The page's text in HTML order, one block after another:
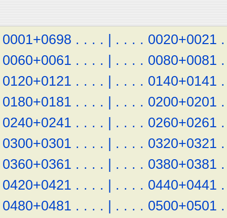
0001+0698 . . . . | . . . . 0020+0021 .
0060+0061 . . . . | . . . . 0080+0081 .
0120+0121 . . . . | . . . . 0140+0141 .
0180+0181 . . . . | . . . . 0200+0201 .
0240+0241 . . . . | . . . . 0260+0261 .
0300+0301 . . . . | . . . . 0320+0321 .
0360+0361 . . . . | . . . . 0380+0381 .
0420+0421 . . . . | . . . . 0440+0441 .
0480+0481 . . . . | . . . . 0500+0501 .